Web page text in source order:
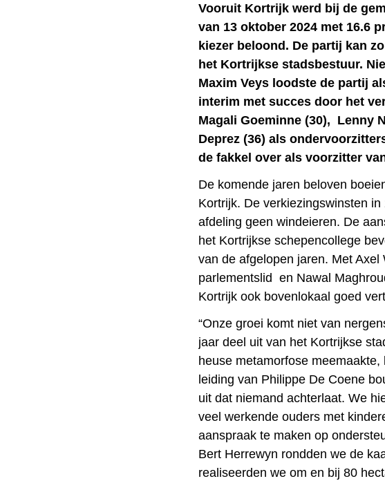
Vooruit Kortrijk werd bij de
van 13 oktober 2024 met 16.6
kiezer beloond. De partij kan
het Kortrijkse stadsbestuur.
Maxim Veys loodste de partij
interim met succes door het
Magali Goeminne (30), Lenny
Deprez (36) als
de fakkel over als voorzitter
De komende jaren beloven
Kortrijk. De verkiezingswinsten
afdeling geen windeieren. De
het Kortrijkse schepencollege
van de afgelopen jaren. Met Axel
parlementslid en Nawal
Kortrijk ook bovenlokaal goed
“Onze groei komt niet van
jaar deel uit van het Kortrijkse
heuse metamorfose
leiding van Philippe De Coene
uit dat niemand achterlaat. We
veel werkende ouders met
aanspraak te maken op
Bert Herrewyn rondden we de
realiseerden we om en bij 80